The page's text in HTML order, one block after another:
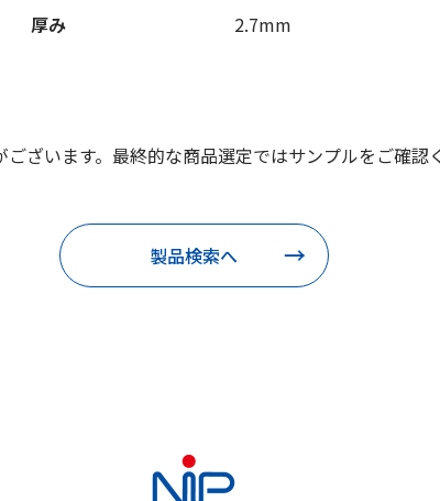
厚み 2.7mm
ざいます。最終的な商品選定ではサンプルをご確認
製品検索へ